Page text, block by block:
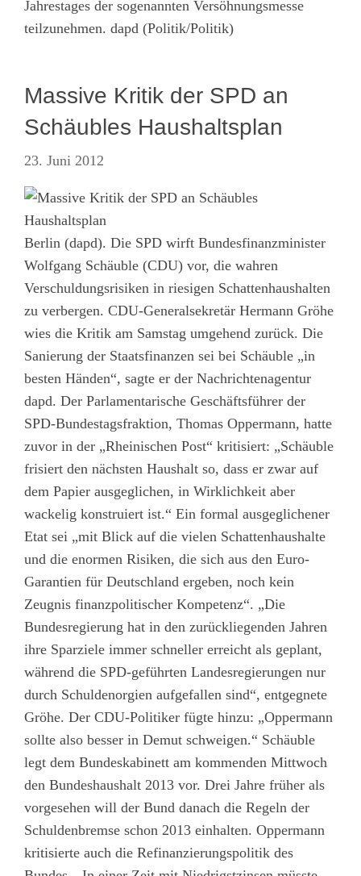
Jahrestages der sogenannten Versöhnungsmesse
teilzunehmen. dapd (Politik/Politik)
Massive Kritik der SPD an
Schäubles Haushaltsplan
23. Juni 2012
Berlin (dapd). Die SPD wirft Bundesfinanzminister
Wolfgang Schäuble (CDU) vor, die wahren
Verschuldungsrisiken in riesigen Schattenhaushalten
zu verbergen. CDU-Generalsekretär Hermann Gröhe
wies die Kritik am Samstag umgehend zurück. Die
Sanierung der Staatsfinanzen sei bei Schäuble „in
besten Händen“, sagte er der Nachrichtenagentur
dapd. Der Parlamentarische Geschäftsführer der
SPD-Bundestagsfraktion, Thomas Oppermann, hatte
zuvor in der „Rheinischen Post“ kritisiert: „Schäuble
frisiert den nächsten Haushalt so, dass er zwar auf
dem Papier ausgeglichen, in Wirklichkeit aber
wackelig konstruiert ist.“ Ein formal ausgeglichener
Etat sei „mit Blick auf die vielen Schattenhaushalte
und die enormen Risiken, die sich aus den Euro-
Garantien für Deutschland ergeben, noch kein
Zeugnis finanzpolitischer Kompetenz“. „Die
Bundesregierung hat in den zurückliegenden Jahren
ihre Sparziele immer schneller erreicht als geplant,
während die SPD-geführten Landesregierungen nur
durch Schuldenorgien aufgefallen sind“, entgegnete
Gröhe. Der CDU-Politiker fügte hinzu: „Oppermann
sollte also besser in Demut schweigen.“ Schäuble
legt dem Bundeskabinett am kommenden Mittwoch
den Bundeshaushalt 2013 vor. Drei Jahre früher als
vorgesehen will der Bund danach die Regeln der
Schuldenbremse schon 2013 einhalten. Oppermann
kritisierte auch die Refinanzierungspolitik des